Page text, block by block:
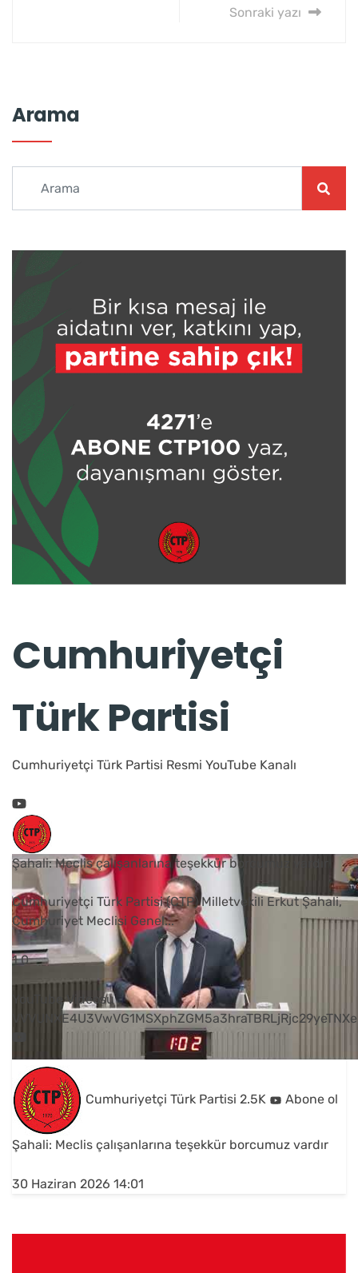
Sonraki yazı
Arama
Cumhuriyetçi
Türk Partisi
Cumhuriyetçi Türk Partisi Resmi YouTube Kanalı
Şahali: Meclis çalışanlarına teşekkür borcumuz vardır
Cumhuriyetçi Türk Partisi (CTP) Milletvekili Erkut Şahali,
Cumhuriyet Meclisi Genel...
1 0
YouTube Videosu
Cumhuriyetçi Türk Partisi 2.5K Abone ol
Şahali: Meclis çalışanlarına teşekkür borcumuz vardır
30 Haziran 2026 14:01